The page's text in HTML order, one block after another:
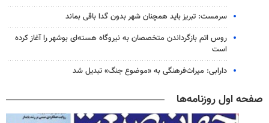
سرمست: تبریز باید همچنان شهر بدون گدا باقی بماند
روس اتم بازگرداندن متخصصان به نیروگاه هسته‌ای بوشهر را آغاز کرده
است
دارابی: میراث‌فرهنگی به «موضوع جنگ» تبدیل شد
صفحه اول روزنامه‌ها